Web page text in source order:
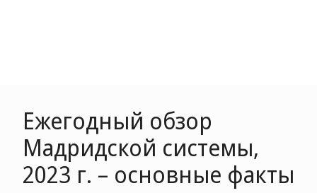
Ежегодный обзор
Мадридской системы,
2023 г. – основные факты